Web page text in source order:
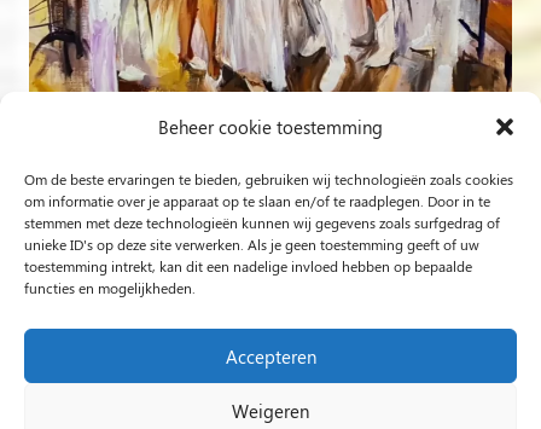
Beheer cookie toestemming
Om de beste ervaringen te bieden, gebruiken wij technologieën zoals cookies
om informatie over je apparaat op te slaan en/of te raadplegen. Door in te
stemmen met deze technologieën kunnen wij gegevens zoals surfgedrag of
unieke ID's op deze site verwerken. Als je geen toestemming geeft of uw
toestemming intrekt, kan dit een nadelige invloed hebben op bepaalde
functies en mogelijkheden.
Accepteren
Weigeren
Volg op Instagram
Rob Jacobs uit ’s-Hertogenbosch is een ‘Plein Air’- en
‘Live Event Painter’, schilderend bewogen door Licht en
Liefde.
2024 Rob Jacobs LIVE EVENT PAINTING / Hosted By